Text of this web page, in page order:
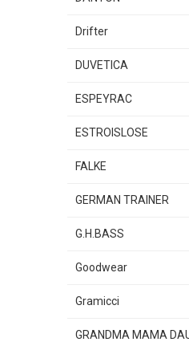
Drifter
DUVETICA
ESPEYRAC
ESTROISLOSE
FALKE
GERMAN TRAINER
G.H.BASS
Goodwear
Gramicci
GRANDMA MAMA